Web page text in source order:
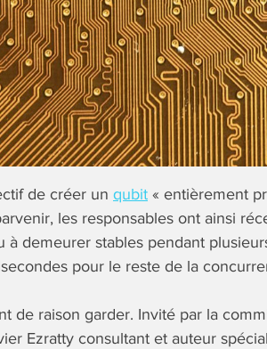
de créer un qubit « entièrement
les responsables ont ainsi
à demeurer stables pendant
pour le reste de la
de raison garder. Invité par la
Ezratty consultant et auteur